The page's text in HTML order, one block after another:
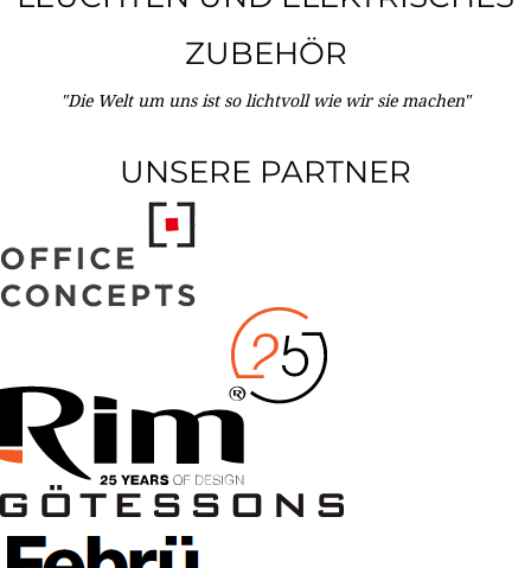
ZUBEHÖR
"Die Welt um uns ist so lichtvoll wie wir sie machen"
UNSERE PARTNER